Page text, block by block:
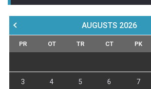
AUGUSTS 2026
PR OT TR CT PK
3 4 5 6 7